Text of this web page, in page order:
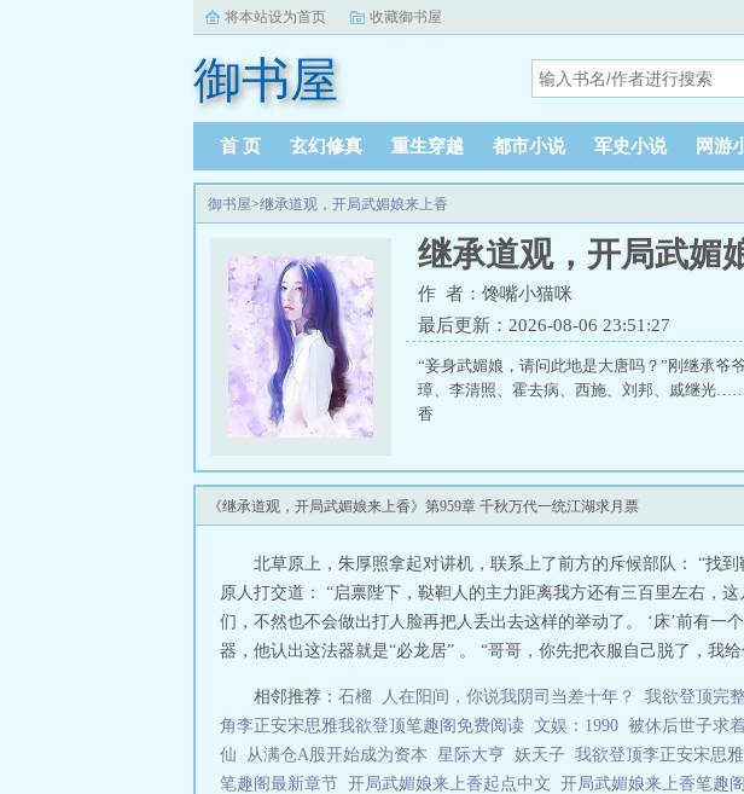
将本站设为首页 收藏御书屋
御书屋
首 页 玄幻修真 重生穿越 都市小说 军史小说 网游
御书屋>继承道观，开局武媚娘来上香
继承道观，开局武媚
作 者：馋嘴小猫咪
最后更新：2026-08-06 23:51:27
“妾身武媚娘，请问此地是大唐吗？”刚继承爷
璋、李清照、霍去病、西施、刘邦、戚继光
香
《继承道观，开局武媚娘来上香》第959章 千秋万代一统江湖求月票
北草原上，朱厚照拿起对讲机，联系上了前方的斥候部队： “找
原人打交道： “启禀陛下，鞑靼人的主力距离我方还有三百里左右，
们，不然也不会做出打人脸再把人丢出去这样的举动了。 ‘床’前有一
器，他认出这法器就是“必龙居” 。 “哥哥，你先把衣服自己脱了，我
相邻推荐： 石榴 人在阳间，你说我阴司当差十年？ 我欲登顶完
角李正安宋思雅我欲登顶笔趣阁免费阅读 文娱：1990 被休后世子求
仙
从满仓A股开始成为资本 星际大亨 妖天子 我欲登顶李正安宋思
笔趣阁最新章节 开局武媚娘来上香起点中文 开局武媚娘来上香笔趣